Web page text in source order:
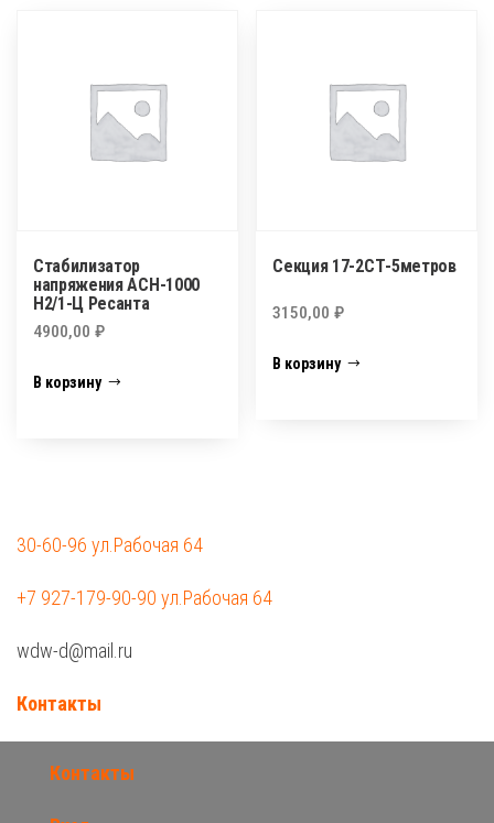
Стабилизатор
напряжения АСН-1000
Н2/1-Ц Ресанта
4900,00 ₽
В корзину
Секция 17-2СТ-5метров
3150,00₽
В корзину
30-60-96 ул.Рабочая 64
+7 927-179-90-90 ул.Рабочая 64
wdw-d@mail.ru
Контакты
Контакты